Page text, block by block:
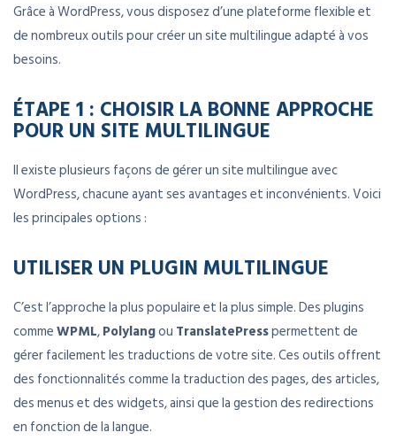
Grâce à WordPress, vous disposez d’une plateforme flexible et
de nombreux outils pour créer un site multilingue adapté à vos
besoins.
ÉTAPE 1 : CHOISIR LA BONNE APPROCHE
POUR UN SITE MULTILINGUE
Il existe plusieurs façons de gérer un site multilingue avec
WordPress, chacune ayant ses avantages et inconvénients. Voici
les principales options :
UTILISER UN PLUGIN MULTILINGUE
C’est l’approche la plus populaire et la plus simple. Des plugins
commeWPML,Polylangou TranslatePresspermettent de
gérer facilement les traductions de votre site. Ces outils offrent
des fonctionnalités comme la traduction des pages, des articles,
des menus et des widgets, ainsi que la gestion des redirections
en fonction de la langue.